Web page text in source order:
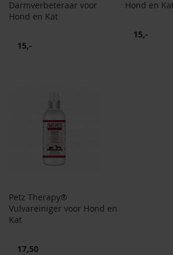
Darmverbeteraar voor
Hond en Kat
15,-
Hond en
15,-
Petz Therapy®
Vulvareiniger voor Hond en
Kat
17,50